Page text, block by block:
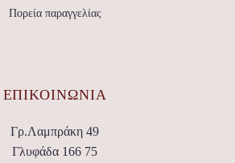
Πορεία παραγγελίας
ΕΠΙΚΟΙΝΩΝΊΑ
Γρ.Λαμπράκη 49
Γλυφάδα 166 75